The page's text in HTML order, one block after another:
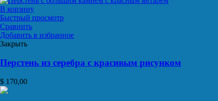
В корзину
Быстрый просмотр
Сравнить
Добавить в избранное
Закрыть
Перстень из серебра с красивым рисунком
$ 170,00